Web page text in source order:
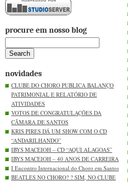
procure em nosso blog
novidades
CLUBE DO CHORO PUBLICA BALANÇO
PATRIMONIAL E RELATÓRIO DE
ATIVIDADES
VOTOS DE CONGRATULAÇÕES DA
CÂMARA DE SANTOS
KRIS PIRES DÁ UM SHOW COM O CD
“ANDARILHANDO”
IBYS MACEIOH – CD “AQUI ALAGOAS”
IBYS MACEIOH – 40 ANOS DE CARREIRA
I Encontro Internacional do Choro em Santos
BEATLES NO CHORO? ? SIM, NO CLUBE